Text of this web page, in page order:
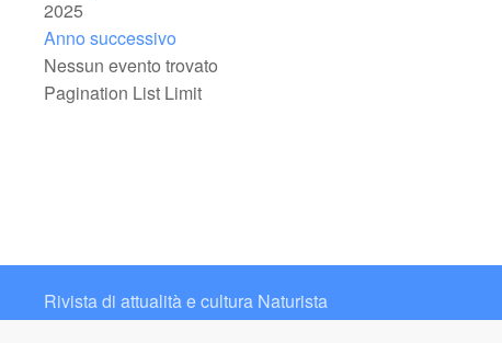
2025
Anno successivo
Nessun evento trovato
Pagination List Limit
Rivista di attualità e cultura Naturista
Contatto: redazione@italianaturista.it